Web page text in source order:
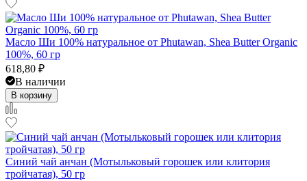
Масло Ши 100% натуральное от Phutawan, Shea Butter Organic
100%, 60 гр
618,80 ₽
В наличии
В корзину
Синий чай анчан (Мотыльковый горошек или клитория
тройчатая), 50 гр